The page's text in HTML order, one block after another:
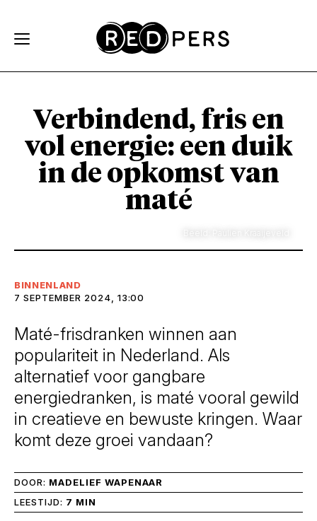
Verbindend, fris en
vol energie: een duik
in de opkomst van
maté
BINNENLAND
7 SEPTEMBER 2024, 13:00
Maté-frisdranken winnen aan
populariteit in Nederland. Als
alternatief voor gangbare
energiedranken, is maté vooral gewild
in creatieve en bewuste kringen. Waar
komt deze groei vandaan?
DOOR: MADELIEF WAPENAAR
LEESTIJD: 7 MIN